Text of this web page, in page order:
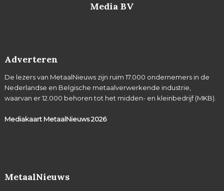
Media BV
Adverteren
De lezers van MetaalNieuws zijn ruim 17.000 ondernemers in de
Nederlandse en Belgische metaalverwerkende industrie,
waarvan er 12.000 behoren tot het midden- en kleinbedrijf (MKB).
Mediakaart MetaalNieuws2026
MetaalNieuws